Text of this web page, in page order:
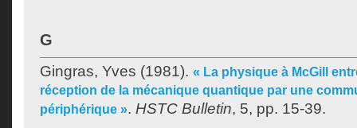
G
Gingras, Yves (1981). « La physique à McGill
réception de la mécanique quantique par une
périphérique ». HSTC Bulletin, 5, pp. 15-39.